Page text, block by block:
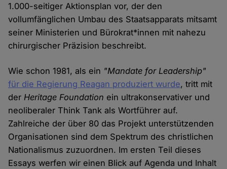
1.000-seitiger Aktionsplan vor, der den
vollumfänglichen Umbau des Staatsapparats mitsamt
seiner Ministerien und Bürokrat*innen mit nahezu
chirurgischer Präzision beschreibt.
Wie schon 1981, als ein "Mandate for Leadership"
für die Regierung Reagan produziert wurde, tritt mit
derHeritage Foundation ein ultrakonservativer und
neoliberaler Think Tank als Wortführer auf.
Zahlreiche der über 80 das Projekt unterstützenden
Organisationen sind dem Spektrum des christlichen
Nationalismus zuzuordnen. Im ersten Teil dieses
Essays werfen wir einen Blick auf Agenda und Inhalt